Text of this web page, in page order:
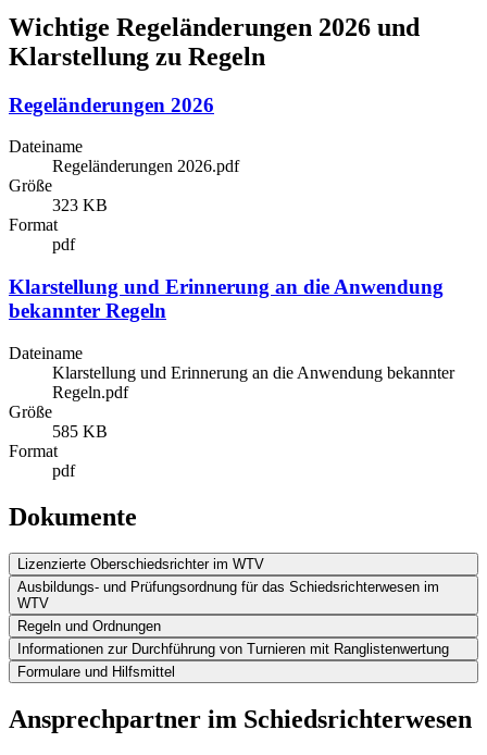
Wichtige Regeländerungen 2026 und
Klarstellung zu Regeln
Regeländerungen 2026
Dateiname
Regeländerungen 2026.pdf
Größe
323 KB
Format
pdf
Klarstellung und Erinnerung an die Anwendung
bekannter Regeln
Dateiname
Klarstellung und Erinnerung an die Anwendung bekannter
Regeln.pdf
Größe
585 KB
Format
pdf
Dokumente
Lizenzierte Oberschiedsrichter im WTV
Ausbildungs- und Prüfungsordnung für das Schiedsrichterwesen im
WTV
Regeln und Ordnungen
Informationen zur Durchführung von Turnieren mit Ranglistenwertung
Formulare und Hilfsmittel
Ansprechpartner im Schiedsrichterwesen